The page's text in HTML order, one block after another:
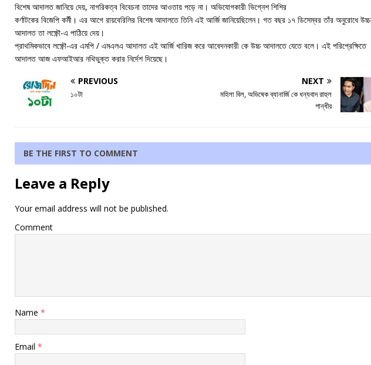
বিশেষ আদালত জানিয়ে দেয়, নাগরিকত্ব বিবেচনা তাদের আওতায় পড়ে না। অভিযোগকারী ভিগ্নেশ শিশির
কর্ণাটকের বিজেপি কর্মী। এর আগে রায়বেরিলির বিশেষ আদালতে তিনি এই আর্জি জানিয়েছিলেন। গত বছর ১৭ ডিসেম্বর তাঁর অনুরোধে উচ্চ
আদালত তা লক্ষ্ণৌ-এ পাঠিয়ে দেয়।
প্রাথমিকভাবে লক্ষ্ণৌ-এর এমপি / এমএলএ আদালত এই আর্জি খারিজ করে আবেদনকারী কে উচ্চ আদালতে যেতে বলে। এই পরিপ্রেক্ষিতে
আদালত আজ এফআইআর নথিভুক্ত করার নির্দেশ দিয়েছে।
PREVIOUS
১০টা
NEXT
মহিলা বিল, অভিষেক ব্যানার্জি কে ধন্যবাদ রাহুল
গান্ধীর
BE THE FIRST TO COMMENT
Leave a Reply
Your email address will not be published.
Comment
Name *
Email *